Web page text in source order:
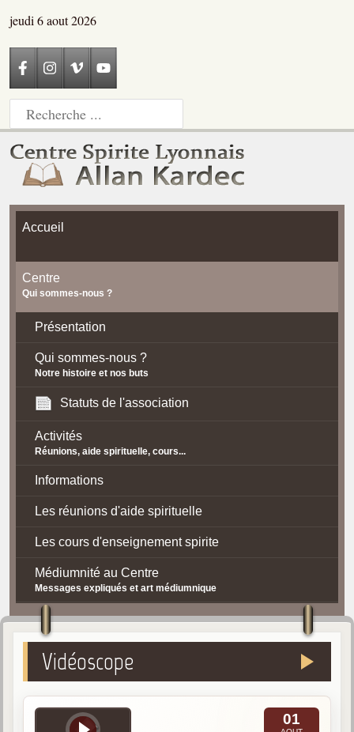
jeudi 6 aout 2026
Accueil
Centre
Qui sommes-nous ?
Présentation
Qui sommes-nous ?
Notre histoire et nos buts
Statuts de l'association
Activités
Réunions, aide spirituelle, cours...
Informations
Les réunions d'aide spirituelle
Les cours d'enseignement spirite
Médiumnité au Centre
Messages expliqués et art médiumnique
Contact / Accès
Spiritisme
La doctrine Spirite
Vidéoscope
01